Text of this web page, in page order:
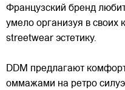
Французский бренд
умело организуя в своих
streetwear эстетику.
DDM предлагают
оммажами на ретро